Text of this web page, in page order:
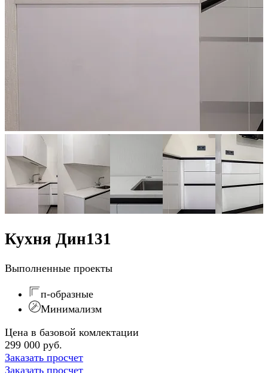
Кухня Дин131
Выполненные проекты
п-образные
Минимализм
Цена в базовой комлектации
299 000 руб.
Заказать просчет
Заказать просчет